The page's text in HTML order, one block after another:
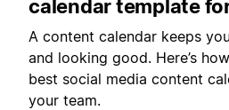
calendar template
A content calendar keeps
and looking good. Here’s
best social media content
your team.